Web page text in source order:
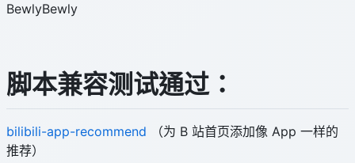
BewlyBewly
脚本兼容测试通过：
bilibili-app-recommend （为 B 站首页添加像 App 一样的
推荐）